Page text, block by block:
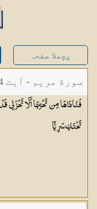
پچھلا صفحہ
سورة مريم - آیت 24
فَنَادَاهَا مِن تَحْتِهَا أَلَّا
تَحْتَكِسَرِيًّا